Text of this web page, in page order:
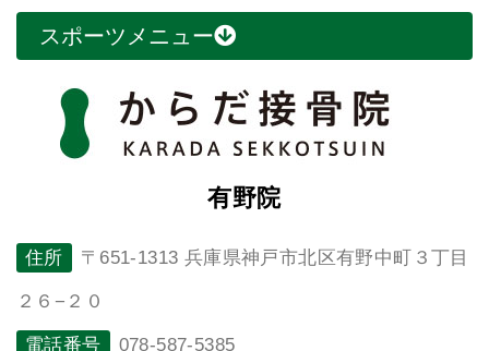
スポーツメニュー
有野院
住所 〒651-1313 兵庫県神戸市北区有野中町３丁目
２６−２０
電話番号 078-587-5385